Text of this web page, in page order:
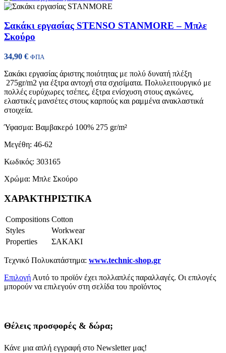
Σακάκι εργασίας STENSO STANMORE – Μπλε
Σκούρο
34,90 € ΦΠΑ
Σακάκι εργασίας άριστης ποιότητας με πολύ δυνατή πλέξη
275gr/m2 για έξτρα αντοχή στα σχισίματα. Πολυλειτουργικό με
πολλές ευρύχωρες τσέπες, έξτρα ενίσχυση στους αγκώνες,
ελαστικές μανσέτες στους καρπούς και ραμμένα ανακλαστικά
στοιχεία.
Ύφασμα: Βαμβακερό 100% 275 gr/m²
Μεγέθη: 46-62
Κωδικός: 303165
Χρώμα: Μπλε Σκούρο
ΧΑΡΑΚΤΗΡΙΣΤΙΚΑ
Compositions Cotton
Styles
Workwear
Properties
ΣΑΚΑΚΙ
Τεχνικό Πολυκατάστημα: www.technic-shop.gr
ΕπιλογήΑυτό το προϊόν έχει πολλαπλές παραλλαγές. Οι επιλογές
μπορούν να επιλεγούν στη σελίδα του προϊόντος
Θέλεις προσφορές & δώρα;
Κάνε μια απλή εγγραφή στο Newsletter μας!